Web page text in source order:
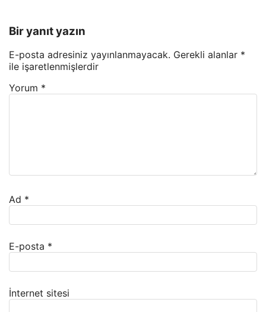
Bir yanıt yazın
E-posta adresiniz yayınlanmayacak. Gerekli alanlar *
ile işaretlenmişlerdir
Yorum *
Ad *
E-posta *
İnternet sitesi